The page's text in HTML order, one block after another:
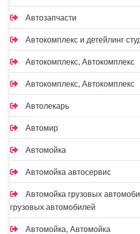
Автозапчасти
Автокомплекс и детейлинг
Автокомплекс, Автокомплекс
Автокомплекс, Автокомплекс
Автолекарь
Автомир
Автомойка
Автомойка автосервис
Автомойка грузовых
грузовых автомобилей
Автомойка, Автомойка